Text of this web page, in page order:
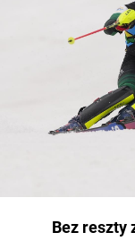
Bez reszty